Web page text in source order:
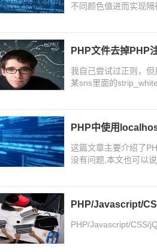
不同颜色值进而实现
PHP文件去掉PHP
我自己尝试过正则，
某sns里面的
PHP中使用
这篇文章主要介绍了
没有问题,本文也可以
PHP/Javascript/
PHP/Javascript/CSS/